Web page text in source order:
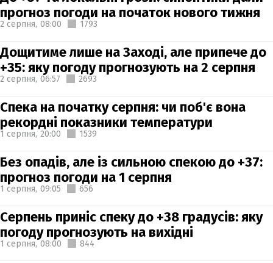
прогноз погоди на початок нового тижня
2 серпня, 08:00 1793
Дощитиме лише на Заході, але припече до
+35: яку погоду прогнозують на 2 серпня
2 серпня, 06:57 2693
Спека на початку серпня: чи поб'є вона
рекордні показники температури
1 серпня, 20:00 1539
Без опадів, але із сильною спекою до +37:
прогноз погоди на 1 серпня
1 серпня, 09:05 656
Серпень приніс спеку до +38 градусів: яку
погоду прогнозують на вихідні
1 серпня, 08:00 844